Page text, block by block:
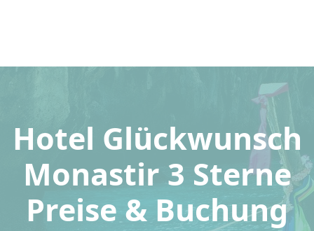
Hotel Glückwunsch
Monastir 3 Sterne
Preise & Buchung